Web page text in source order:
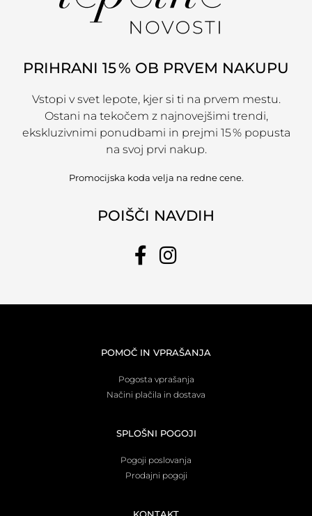
PRIHRANI 15 % OB PRVEM NAKUPU
Vstopi v svet lepote, kjer si ti na prvem mestu.
Ostani na tekočem z najnovejšimi trendi,
ekskluzivnimi ponudbami in prejmi 15 % popusta
na svoj prvi nakup.
Promocijska koda velja na redne cene.
POIŠČI NAVDIH
POMOČ IN VPRAŠANJA
Pogosta vprašanja
Načini plačila in dostava
SPLOŠNI POGOJI
Pogoji poslovanja
Prodajni pogoji
KONTAKT